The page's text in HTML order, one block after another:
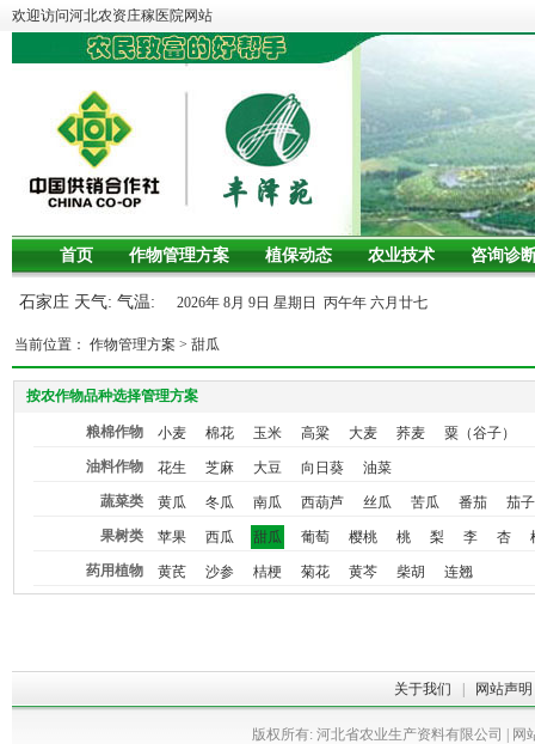
欢迎访问河北农资庄稼医院网站
首页 作物管理方案 植保动态 农业技术 咨询诊
石家庄 天气: 气温: 2026年 8月 9日 星期日 丙午年 六月廿七
当前位置： 作物管理方案 > 甜瓜
按农作物品种选择管理方案
粮棉作物 小麦 棉花 玉米 高粱 大麦 荞麦
粟（谷子）
油料作物
花生 芝麻 大豆 向日葵
油菜
蔬菜类
黄瓜 冬瓜 南瓜 西葫芦 丝瓜 苦瓜 番茄
茄子
果树类
苹果 西瓜 甜瓜 葡萄 樱桃 桃 梨 李 杏
药用植物
黄芪 沙参 桔梗 菊花 黄芩 柴胡 连翘
关于我们 网站声明
版权所有: 河北省农业生产资料有限公司 | 网